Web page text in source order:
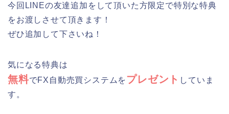
今回LINEの友達追加をして頂いた方限定で特別な特典
をお渡しさせて頂きます！
ぜひ追加して下さいね！
気になる特典は
無料でFX自動売買システムをプレゼント していま
す。